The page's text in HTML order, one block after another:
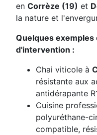
en Corrèze (19) et
la nature et
Quelques
d'intervention :
Chai viticole à
résistante aux
antidérapante
Cuisine
polyuréthane-
compatible,